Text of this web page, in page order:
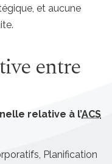
et aucune
entre
relative à l’ACS
Planification